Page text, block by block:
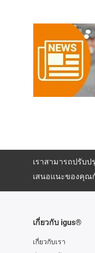
เราสามารถปรับ
เสนอแนะของคุณ
เกี่ยวกับ igus®
เกี่ยวกับเรา